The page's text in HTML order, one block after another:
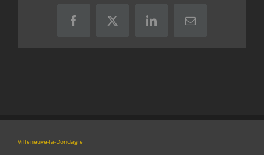
FacebookX LinkedInEmail
Villeneuve-la-Dondagre